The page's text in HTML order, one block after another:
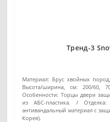
Тренд-3
Материал: Брус хвойных
Высота/ширина, см:
200/60,
Особенности: Торцы двери
из АБС-пластика.
Отделка:
антивандальный материал с
Корея).